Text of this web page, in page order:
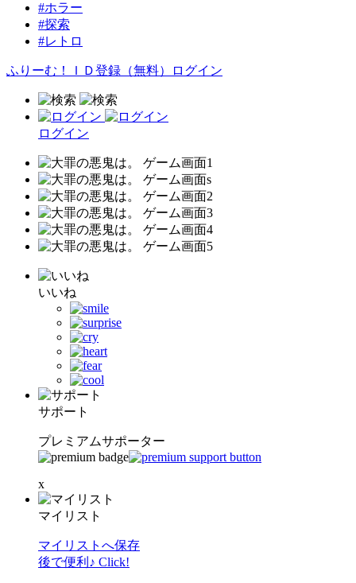
#ホラー
#探索
#レトロ
ふりーむ！ＩＤ登録（無料） ログイン
ログイン
いいね
サポート
プレミアムサポーター
x
マイリスト
マイリストへ保存
後で便利♪ Click!